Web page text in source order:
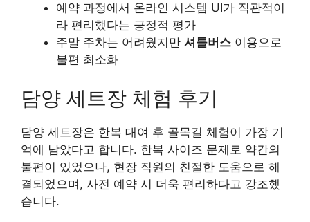
예약 과정에서 온라인 시스템 UI가 직관적이
라 편리했다는 긍정적 평가
주말 주차는 어려웠지만 셔틀버스 이용으로
불편 최소화
담양 세트장 체험 후기
담양 세트장은 한복 대여 후 골목길 체험이 가장 기
억에 남았다고 합니다. 한복 사이즈 문제로 약간의
불편이 있었으나, 현장 직원의 친절한 도움으로 해
결되었으며, 사전 예약 시 더욱 편리하다고 강조했
습니다.